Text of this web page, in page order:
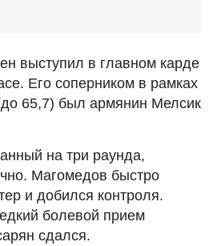
выступил в главном карде
Его соперником в рамках
65,7) был армянин Мелсик
на три раунда,
Магомедов быстро
и добился контроля.
болевой прием
сдался.